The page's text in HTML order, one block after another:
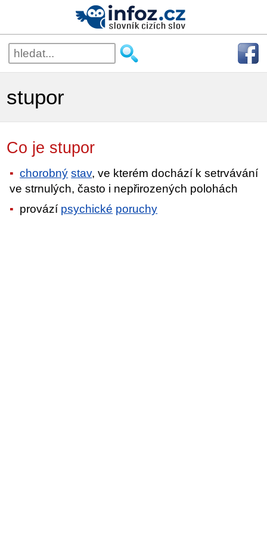
stupor
Co je stupor
chorobný stav, ve kterém dochází k setrvávání
ve strnulých, často i nepřirozených polohách
provází psychické poruchy